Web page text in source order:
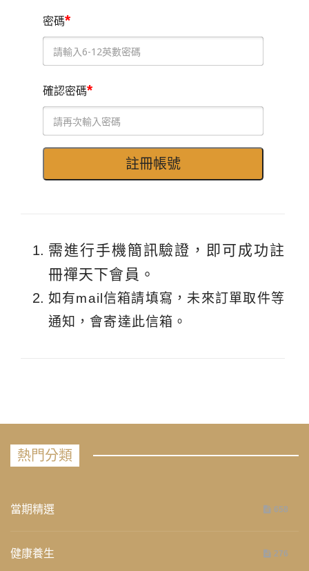
密碼*
確認密碼*
需進行手機簡訊驗證，即可成功註
冊禪天下會員。
如有mail信箱請填寫，未來訂單取件等
通知，會寄達此信箱。
熱門分類
當期精選 658
健康養生 276